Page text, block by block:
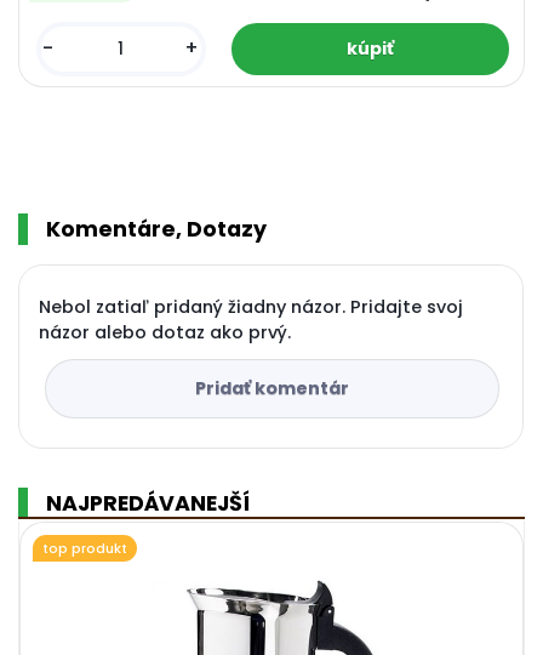
- +
Komentáre, Dotazy
Nebol zatiaľ pridaný žiadny názor. Pridajte svoj
názor alebo dotaz ako prvý.
Pridať komentár
NAJPREDÁVANEJŠÍ
top produkt